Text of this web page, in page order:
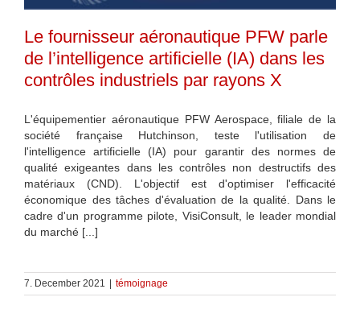
Le fournisseur aéronautique PFW parle
de l’intelligence artificielle (IA) dans les
contrôles industriels par rayons X
L'équipementier aéronautique PFW Aerospace, filiale de la
société française Hutchinson, teste l'utilisation de
l'intelligence artificielle (IA) pour garantir des normes de
qualité exigeantes dans les contrôles non destructifs des
matériaux (CND). L'objectif est d'optimiser l'efficacité
économique des tâches d'évaluation de la qualité. Dans le
cadre d'un programme pilote, VisiConsult, le leader mondial
du marché [...]
7. December 2021 | témoignage